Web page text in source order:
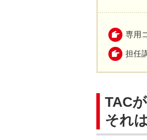
専用
担任
TAC
それは